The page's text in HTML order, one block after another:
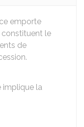
emporte
constituent le
de
implique la